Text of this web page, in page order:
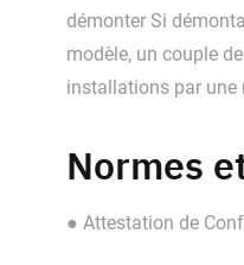
démonter Si
modèle, un couple
installations par une
Normes
● Attestation de